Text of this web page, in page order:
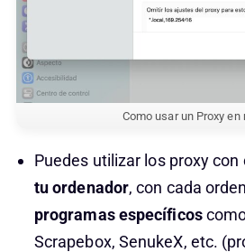
Como usar un Proxy en
Puedes utilizar los proxy con
tu ordenador, con cada
programas específicos
Scrapebox, SenukeX, etc.